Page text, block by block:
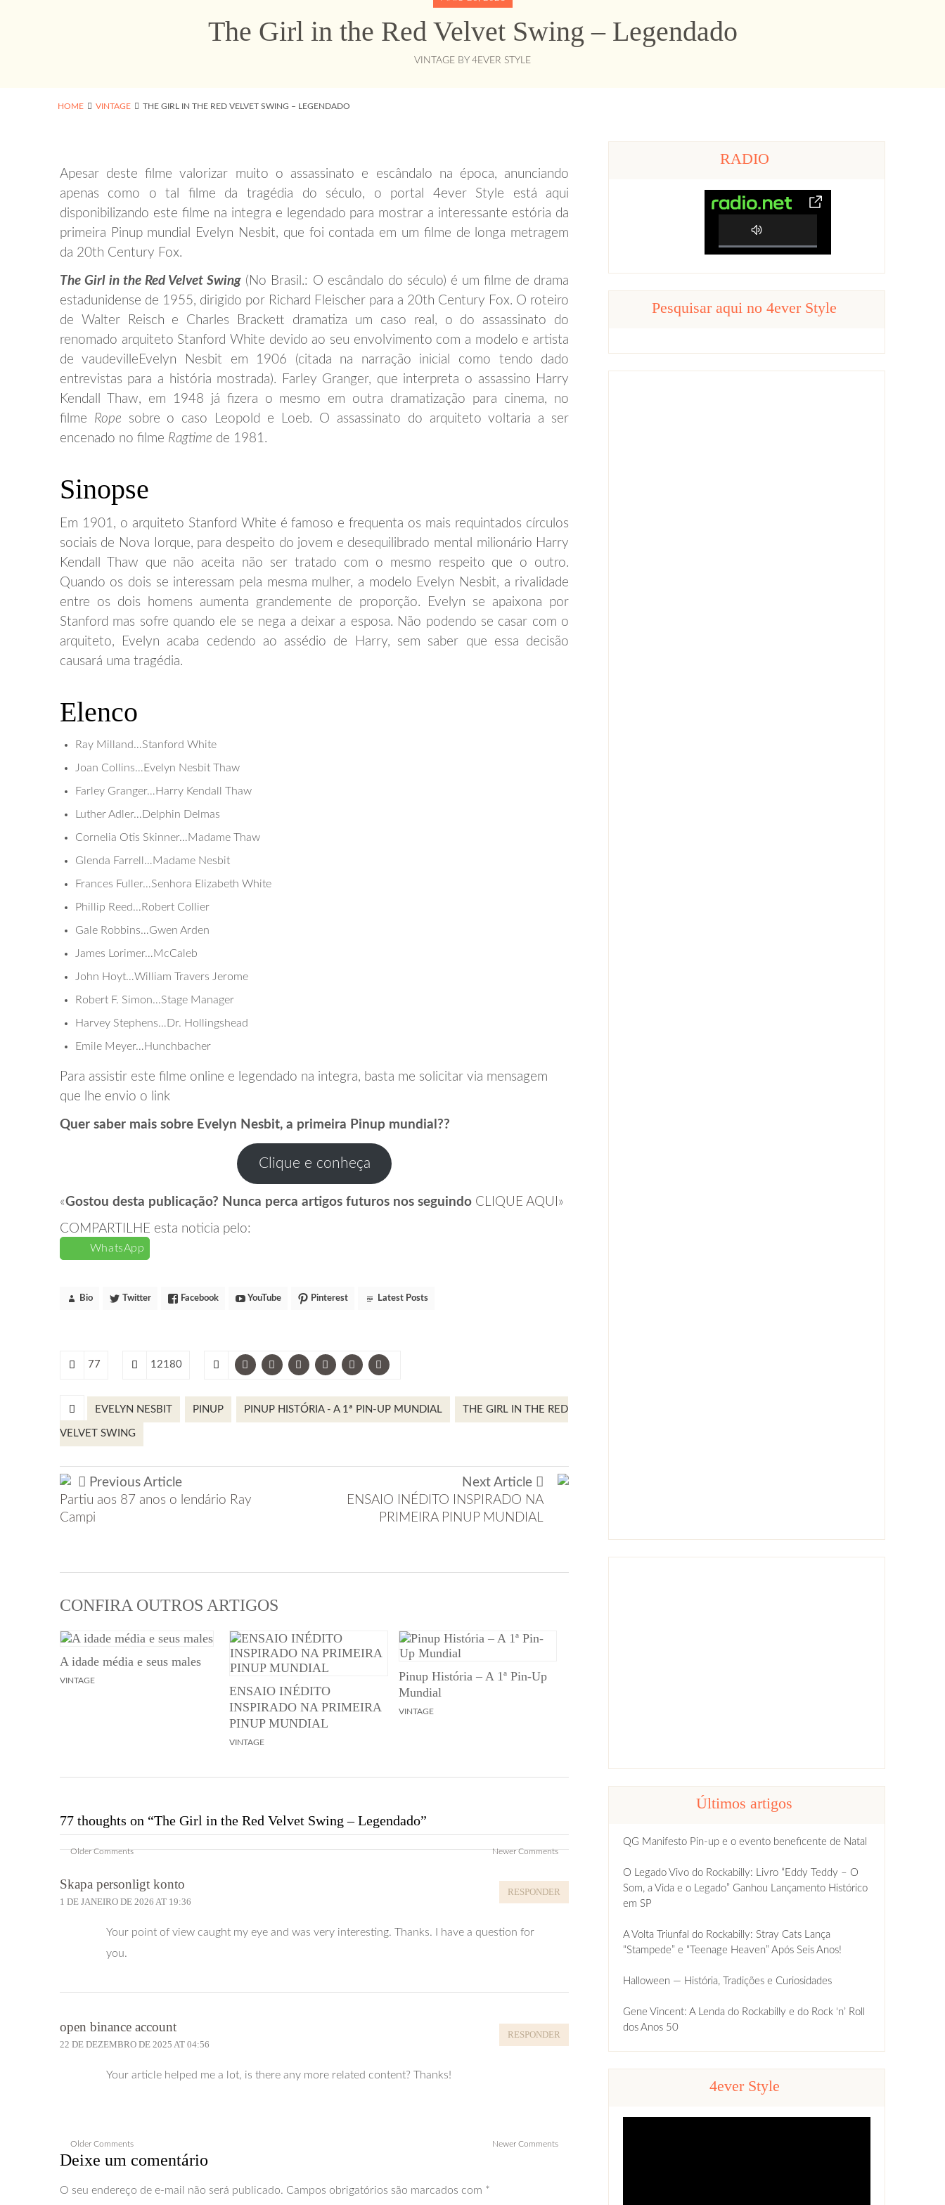
The Girl in the Red Velvet Swing – Legendado
VINTAGE BY 4EVER STYLE
HOME VINTAGE THE GIRL IN THE RED VELVET SWING – LEGENDADO
Apesar deste filme valorizar muito o assassinato e escândalo na época, anunciando
apenas como o tal filme da tragédia do século, o portal 4ever Style está aqui
disponibilizando este filme na integra e legendado para mostrar a interessante estória da
primeira Pinup mundial Evelyn Nesbit, que foi contada em um filme de longa metragem
da 20th Century Fox.
The Girl in the Red Velvet Swing (No Brasil.: O escândalo do século) é um filme de drama
estadunidense de 1955, dirigido por Richard Fleischer para a 20th Century Fox. O roteiro
de Walter Reisch e Charles Brackett dramatiza um caso real, o do assassinato do
renomado arquiteto Stanford White devido ao seu envolvimento com a modelo e artista
de vaudevilleEvelyn Nesbit em 1906 (citada na narração inicial como tendo dado
entrevistas para a história mostrada). Farley Granger, que interpreta o assassino Harry
Kendall Thaw, em 1948 já fizera o mesmo em outra dramatização para cinema, no
filme Rope sobre o caso Leopold e Loeb. O assassinato do arquiteto voltaria a ser
encenado no filme Ragtime de 1981.
Sinopse
Em 1901, o arquiteto Stanford White é famoso e frequenta os mais requintados círculos
sociais de Nova Iorque, para despeito do jovem e desequilibrado mental milionário Harry
Kendall Thaw que não aceita não ser tratado com o mesmo respeito que o outro.
Quando os dois se interessam pela mesma mulher, a modelo Evelyn Nesbit, a rivalidade
entre os dois homens aumenta grandemente de proporção. Evelyn se apaixona por
Stanford mas sofre quando ele se nega a deixar a esposa. Não podendo se casar com o
arquiteto, Evelyn acaba cedendo ao assédio de Harry, sem saber que essa decisão
causará uma tragédia.
Elenco
Ray Milland…Stanford White
Joan Collins…Evelyn Nesbit Thaw
Farley Granger…Harry Kendall Thaw
Luther Adler…Delphin Delmas
Cornelia Otis Skinner…Madame Thaw
Glenda Farrell…Madame Nesbit
Frances Fuller…Senhora Elizabeth White
Phillip Reed…Robert Collier
Gale Robbins…Gwen Arden
James Lorimer…McCaleb
John Hoyt…William Travers Jerome
Robert F. Simon…Stage Manager
Harvey Stephens…Dr. Hollingshead
Emile Meyer…Hunchbacher
Para assistir este filme online e legendado na integra, basta me solicitar via mensagem
que lhe envio o link
Quer saber mais sobre Evelyn Nesbit, a primeira Pinup mundial??
Clique e conheça
«Gostou desta publicação? Nunca perca artigos futuros nos seguindo CLIQUE AQUI »
COMPARTILHE esta noticia pelo:
WhatsApp
Bio Twitter Facebook YouTube Pinterest Latest Posts
77 12180
EVELYN NESBIT PINUP PINUP HISTÓRIA - A 1ª PIN-UP MUNDIAL THE GIRL IN THE RED
VELVET SWING
Previous Article
Partiu aos 87 anos o lendário Ray
Campi
Next Article
ENSAIO INÉDITO INSPIRADO NA
PRIMEIRA PINUP MUNDIAL
CONFIRA OUTROS ARTIGOS
A idade média e seus males
VINTAGE
ENSAIO INÉDITO
INSPIRADO NA PRIMEIRA
PINUP MUNDIAL
VINTAGE
Pinup História – A 1ª Pin-Up
Mundial
VINTAGE
77 thoughts on “The Girl in the Red Velvet Swing – Legendado”
Comment
navigation
Older Comments Newer Comments
Skapa personligt konto
1 DE JANEIRO DE 2026 AT 19:36
RESPONDER
Your point of view caught my eye and was very interesting. Thanks. I have a question for
you.
open binance account
22 DE DEZEMBRO DE 2025 AT 04:56
RESPONDER
Your article helped me a lot, is there any more related content? Thanks!
Comment
navigation
Older Comments Newer Comments
Deixe um comentário
O seu endereço de e-mail não será publicado. Campos obrigatórios são marcados com *
RADIO
0%
Pesquisar aqui no 4ever Style
Últimos artigos
QG Manifesto Pin-up e o evento beneficente de Natal
O Legado Vivo do Rockabilly: Livro “Eddy Teddy – O
Som, a Vida e o Legado” Ganhou Lançamento Histórico
em SP
A Volta Triunfal do Rockabilly: Stray Cats Lança
“Stampede” e “Teenage Heaven” Após Seis Anos!
Halloween — História, Tradições e Curiosidades
Gene Vincent: A Lenda do Rockabilly e do Rock ‘n’ Roll
dos Anos 50
4ever Style